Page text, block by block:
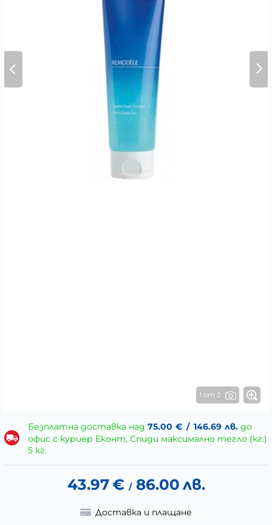
1 от 2
Безплатна доставка над 75.00 € / 146.69 лв.до
офис с куриер Еконт, Спиди максимално тегло (кг.)
5 кг.
43.97€ / 86.00 лв.
Доставка и плащане